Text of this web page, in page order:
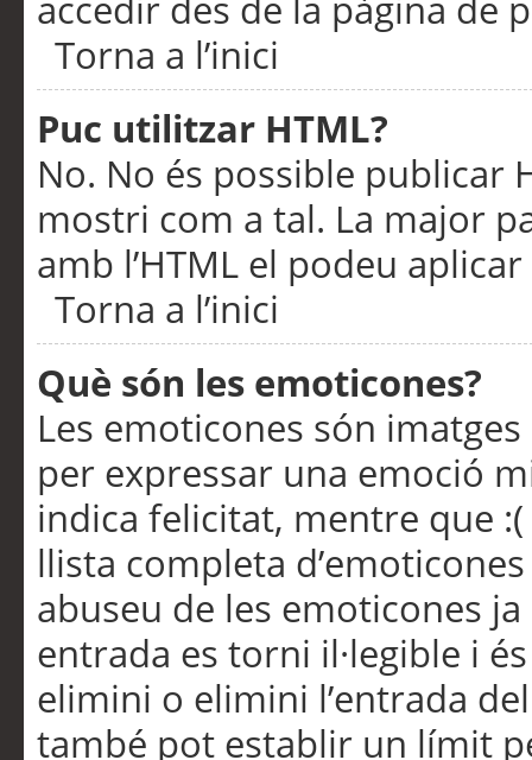
Torna a l’inici
Puc utilitzar HTML?
No. No és possible publicar
mostri com a tal. La major
amb l’HTML el podeu
Torna a l’inici
Què són les emoticones?
Les emoticones són
per expressar una emoció
indica felicitat, mentre que
llista completa
abuseu de les emoticones
entrada es torni il·legible i
elimini o elimini l’entrada
també pot establir un límit